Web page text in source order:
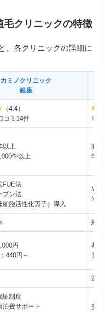
毛クリニックの特徴
、各クリニックの詳細に
カミノクリニック
銀座
（4.4）
コミ14件
以上
件以上
開
年
FUE法
ブン法
細胞活性化因子）導入
NC-
約
円
440円～
基
1グ
20
証制度
泊費サポート
交